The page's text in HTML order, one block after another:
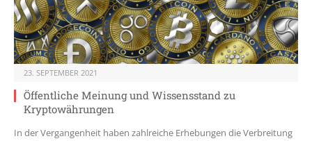
23. SEPTEMBER 2021
Öffentliche Meinung und Wissensstand zu
Kryptowährungen
In der Vergangenheit haben zahlreiche Erhebungen die Verbreitung